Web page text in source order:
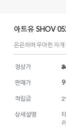
아트유 SHOV
은은하며 우아한 자개
정상가
판매가
적립금
상세설명